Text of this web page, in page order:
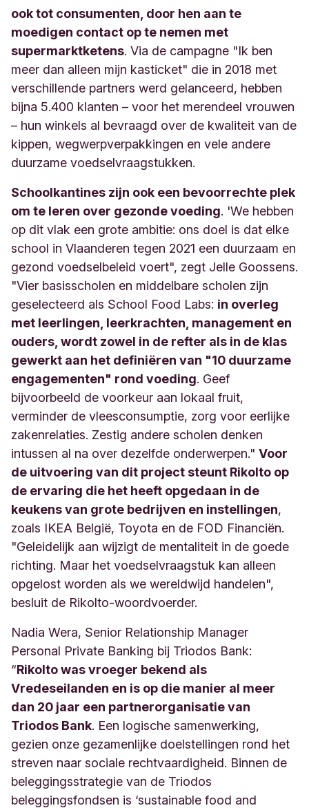
ook tot consumenten, door hen aan te
moedigen contact op te nemen met
supermarktketens. Via de campagne "Ik ben
meer dan alleen mijn kasticket" die in 2018 met
verschillende partners werd gelanceerd, hebben
bijna 5.400 klanten – voor het merendeel vrouwen
– hun winkels al bevraagd over de kwaliteit van de
kippen, wegwerpverpakkingen en vele andere
duurzame voedselvraagstukken.
Schoolkantines zijn ook een bevoorrechte plek
om te leren over gezonde voeding. 'We hebben
op dit vlak een grote ambitie: ons doel is dat elke
school in Vlaanderen tegen 2021 een duurzaam en
gezond voedselbeleid voert", zegt Jelle Goossens.
"Vier basisscholen en middelbare scholen zijn
geselecteerd als School Food Labs: in overleg
met leerlingen, leerkrachten, management en
ouders, wordt zowel in de refter als in de klas
gewerkt aan het definiëren van "10 duurzame
engagementen" rond voeding. Geef
bijvoorbeeld de voorkeur aan lokaal fruit,
verminder de vleesconsumptie, zorg voor eerlijke
zakenrelaties. Zestig andere scholen denken
intussen al na over dezelfde onderwerpen." Voor
de uitvoering van dit project steunt Rikolto op
de ervaring die het heeft opgedaan in de
keukens van grote bedrijven en instellingen,
zoals IKEA België, Toyota en de FOD Financiën.
"Geleidelijk aan wijzigt de mentaliteit in de goede
richting. Maar het voedselvraagstuk kan alleen
opgelost worden als we wereldwijd handelen",
besluit de Rikolto-woordvoerder.
Nadia Wera, Senior Relationship Manager
Personal Private Banking bij Triodos Bank:
“Rikolto was vroeger bekend als
Vredeseilanden en is op die manier al meer
dan 20 jaar een partnerorganisatie van
Triodos Bank. Een logische samenwerking,
gezien onze gezamenlijke doelstellingen rond het
streven naar sociale rechtvaardigheid. Binnen de
beleggingsstrategie van de Triodos
beleggingsfondsen is ‘sustainable food and